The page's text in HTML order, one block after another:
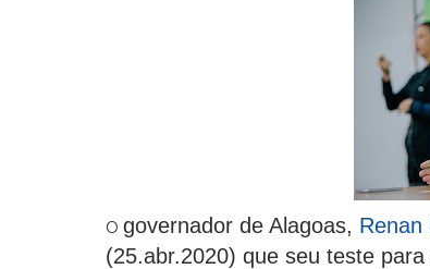
O governador de Alagoas, Renan
(25.abr.2020) que seu teste